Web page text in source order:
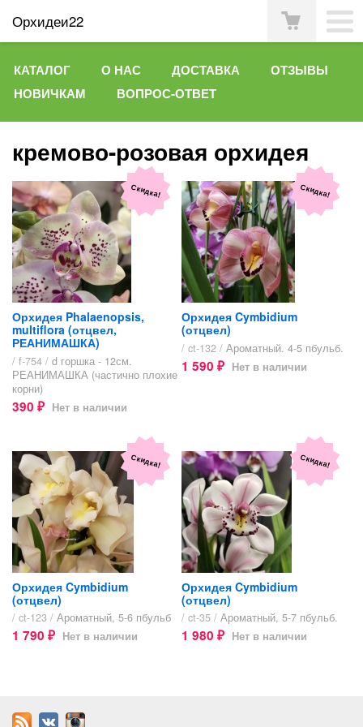
Орхидеи22
КАТАЛОГ О НАС ДОСТАВКА
ОТЗЫВЫ
НОВИЧКАМ
ВОПРОС-ОТВЕТ
кремово-розовая орхидея
Скидка!
Орхидея Phalaenopsis,
multiflora (отцвел,
РЕАНИМАШКА)
/ f-754 / d горшка - 12см.
РЕАНИМАШКА (частично плохие
корни)
390 ₽ Нет в наличии
Скидка!
Орхидея Cymbidium
(отцвел)
/ ct-132 / Ароматный. 4-5 пбульб.
1 590 ₽ Нет в наличии
Скидка!
Орхидея Cymbidium
(отцвел)
/ ct-123 / Ароматный, 5-6 пбульб
1 790 ₽ Нет в наличии
Скидка!
Орхидея Cymbidium
(отцвел)
/ ct-35 / Ароматный, 5-7 пбульб.
1 980 ₽ Нет в наличии